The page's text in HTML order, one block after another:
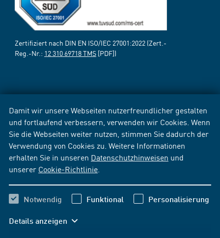
Damit wir unsere Webseiten nutzerfreundlicher gestalten
und fortlaufend verbessern, verwenden wir Cookies. Wenn
Sie die Webseiten weiter nutzen, stimmen Sie dadurch der
Verwendung von Cookies zu. Weitere Informationen
erhalten Sie in unseren Datenschutzhinweisen und
unserer Cookie-Richtlinie
Notwendig Funktional Personalisierung
Details anzeigen
Zertifiziert nach DIN EN ISO/IEC 27001:2022 (Zert.-
Reg.-Nr.: 12 310 69718 TMS [PDF])